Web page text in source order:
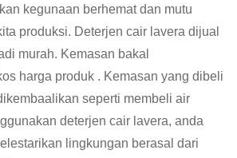
kegunaan berhemat dan mutu
produksi. Deterjen cair lavera dijual
murah. Kemasan bakal
harga produk . Kemasan yang dibeli
seperti membeli air
deterjen cair lavera, anda
lingkungan berasal dari